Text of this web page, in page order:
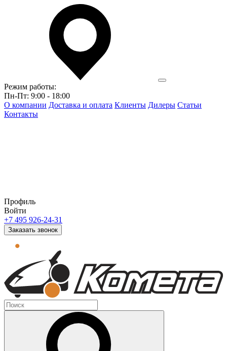
Режим работы:
Пн-Пт: 9:00 - 18:00
О компании Доставка и оплата Клиенты Дилеры Статьи
Контакты
Профиль
Войти
+7 495 926-24-31
Заказать звонок